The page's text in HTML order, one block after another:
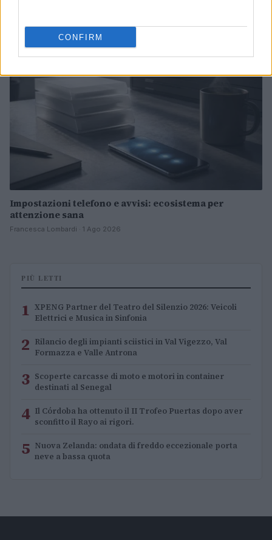
CONFIRM
Impostazioni telefono e avvisi: ecosistema per
attenzione sana
Francesca Lombardi · 1 Ago 2026
PIÙ LETTI
1 XPENG Partner del Teatro del Silenzio 2026: Veicoli
Elettrici e Musica in Sinfonia
2 Rilancio degli impianti sciistici in Val Vigezzo, Val
Formazza e Valle Antrona
3 Scoperte carcasse di moto e motori in container
destinati al Senegal
4 Il Córdoba ha ottenuto il II Trofeo Puertas dopo aver
sconfitto il Rayo ai rigori.
5 Nuova Zelanda: ondata di freddo eccezionale porta
neve a bassa quota